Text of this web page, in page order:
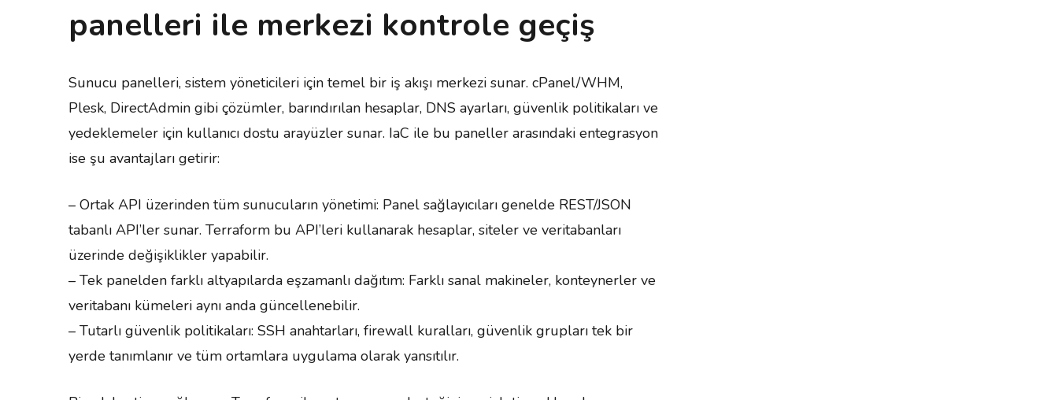
panelleri ile merkezi kontrole geçiş
Sunucu panelleri, sistem yöneticileri için temel bir iş akışı merkezi sunar. cPanel/WHM,
Plesk, DirectAdmin gibi çözümler, barındırılan hesaplar, DNS ayarları, güvenlik politikaları ve
yedeklemeler için kullanıcı dostu arayüzler sunar. IaC ile bu paneller arasındaki entegrasyon
ise şu avantajları getirir:
– Ortak API üzerinden tüm sunucuların yönetimi: Panel sağlayıcıları genelde REST/JSON
tabanlı API’ler sunar. Terraform bu API’leri kullanarak hesaplar, siteler ve veritabanları
üzerinde değişiklikler yapabilir.
– Tek panelden farklı altyapılarda eşzamanlı dağıtım: Farklı sanal makineler, konteynerler ve
veritabanı kümeleri aynı anda güncellenebilir.
– Tutarlı güvenlik politikaları: SSH anahtarları, firewall kuralları, güvenlik grupları tek bir
yerde tanımlanır ve tüm ortamlara uygulama olarak yansıtılır.